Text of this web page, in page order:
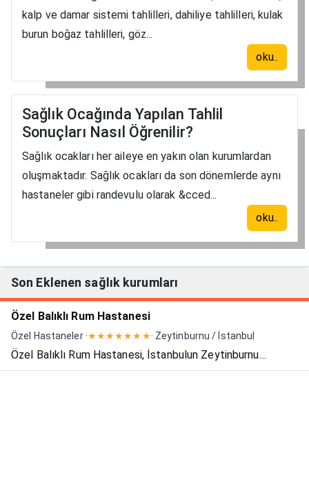
kalp ve damar sistemi tahlilleri, dahiliye tahlilleri, kulak
burun boğaz tahlilleri, göz...
oku..
Sağlık Ocağında Yapılan Tahlil
Sonuçları Nasıl Öğrenilir?
Sağlık ocakları her aileye en yakın olan kurumlardan
oluşmaktadır. Sağlık ocakları da son dönemlerde aynı
hastaneler gibi randevulu olarak &cced...
oku..
Son Eklenen sağlık kurumları
Özel Balıklı Rum Hastanesi
Özel Hastaneler ·★★★★★★★· Zeytinburnu / İstanbul
Özel Balıklı Rum Hastanesi, İstanbulun Zeytinburnu
ilçesinde Rum cemaat tarafından kurulmuş özel